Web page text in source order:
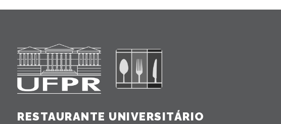
RESTAURANTE UNIVERSITÁRIO